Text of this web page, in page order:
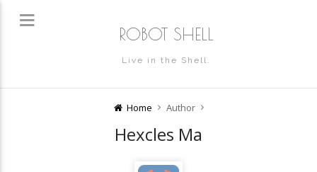
ROBOT SHELL
Live in the Shell.
Home Author
Hexcles Ma